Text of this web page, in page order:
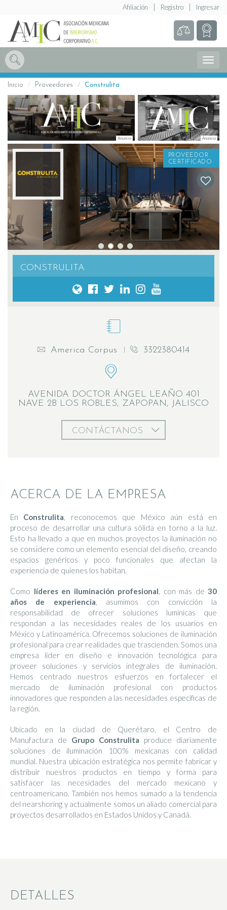
Ingresar
Registro
Afiliación
Menú
Inicio Proveedores Construlita
PROVEEDOR
CERTIFICADO
CONSTRULITA
America Corpus 3322380414
AVENIDA DOCTOR ÁNGEL LEAÑO 401
NAVE 2B LOS ROBLES, ZAPOPAN, JALISCO
CONTÁCTANOS
ACERCA DE LA EMPRESA
En Construlita, reconocemos que México aún está en
proceso de desarrollar una cultura sólida en torno a la luz.
Esto ha llevado a que en muchos proyectos la iluminación no
se considere como un elemento esencial del diseño, creando
espacios genéricos y poco funcionales que afectan la
experiencia de quienes los habitan.
Como líderes en iluminación profesional, con más de 30
años de experiencia, asumimos con convicción la
responsabilidad de ofrecer soluciones lumínicas que
respondan a las necesidades reales de los usuarios en
México y Latinoamérica. Ofrecemos soluciones de iluminación
profesional para crear realidades que trascienden. Somos una
empresa líder en diseño e innovación tecnológica para
proveer soluciones y servicios integrales de iluminación.
Hemos centrado nuestros esfuerzos en fortalecer el
mercado de iluminación profesional con productos
innovadores que responden a las necesidades específicas de
la región.
Ubicado en la ciudad de Querétaro, el Centro de
Manufactura de Grupo Construlita produce diariamente
soluciones de iluminación 100% mexicanas con calidad
mundial. Nuestra ubicación estratégica nos permite fabricar y
distribuir nuestros productos en tiempo y forma para
satisfacer las necesidades del mercado mexicano y
centroamericano. También nos hemos sumado a la tendencia
del nearshoring y actualmente somos un aliado comercial para
proyectos desarrollados en Estados Unidos y Canadá.
DETALLES